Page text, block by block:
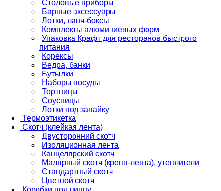
Столовые приборы
Барные аксессуары
Лотки, ланч-боксы
Комплекты алюминиевых форм
Упаковка Крафт для ресторанов быстрого
питания
Корексы
Ведра, банки
Бутылки
Наборы посуды
Тортницы
Соусницы
Лотки под запайку
Термоэтикетка
Скотч (клейкая лента)
Двусторонний скотч
Изоляционная лента
Канцелярский скотч
Малярный скотч (крепп-лента), утеплители
Стандартный скотч
Цветной скотч
Коробки под пиццу